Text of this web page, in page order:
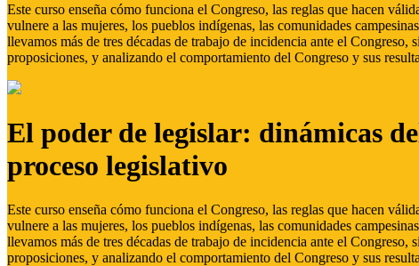
Este curso enseña cómo funciona el Congreso, las reglas que hacen
vulnere a las mujeres, los pueblos indígenas, las comunidades
llevamos más de tres décadas de trabajo de incidencia ante el
proposiciones, y analizando el comportamiento del Congreso y sus
El poder de legislar: dinámicas
proceso legislativo
Este curso enseña cómo funciona el Congreso, las reglas que hacen
vulnere a las mujeres, los pueblos indígenas, las comunidades
llevamos más de tres décadas de trabajo de incidencia ante el
proposiciones, y analizando el comportamiento del Congreso y sus